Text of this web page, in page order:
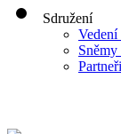
Sdružení
Vedení
Sněmy
Partneři